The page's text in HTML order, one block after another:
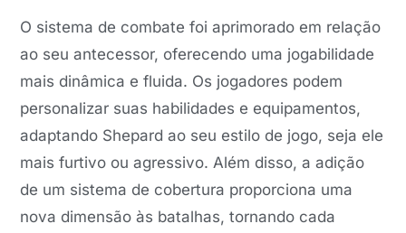
O sistema de combate foi aprimorado em relação
ao seu antecessor, oferecendo uma jogabilidade
mais dinâmica e fluida. Os jogadores podem
personalizar suas habilidades e equipamentos,
adaptando Shepard ao seu estilo de jogo, seja ele
mais furtivo ou agressivo. Além disso, a adição
de um sistema de cobertura proporciona uma
nova dimensão às batalhas, tornando cada